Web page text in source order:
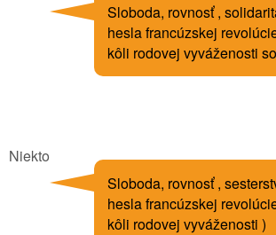
Sloboda, rovnosť ,
hesla francúzskej
kôli rodovej vyváženosti
Niekto
Sloboda, rovnosť ,
hesla francúzskej
kôli rodovej vyváženosti )